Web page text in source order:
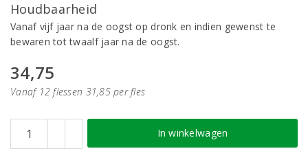
Houdbaarheid
Vanaf vijf jaar na de oogst op dronk en indien gewenst te
bewaren tot twaalf jaar na de oogst.
34,75
Vanaf 12 flessen 31,85 per fles
In winkelwagen